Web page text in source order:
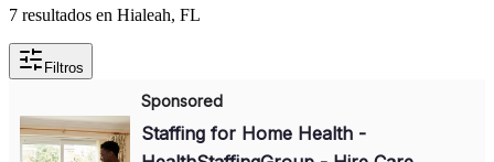
7 resultados en Hialeah, FL
Filtros